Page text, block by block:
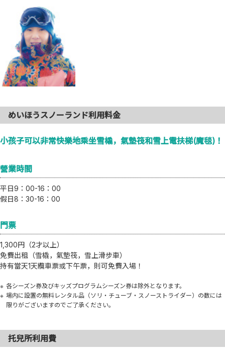
めいほうスノーランド利用料金
小孩子可以非常快樂地乘坐雪橇，氣墊筏和雪上電扶梯(魔毯)！
營業時間
平日9：00-16：00
假日8：30-16：00
門票
1,300円（2才以上）
免費出租（雪橇，氣墊筏，雪上滑步車）
持有當天1天纜車票或下午票，則可免費入場！
各シーズン券及びキッズプログラムシーズン券は除外となります。
場内に設置の無料レンタル品（ソリ・チューブ・スノーストライダー）の数には
限りがございますのでご了承ください。
托兒所利用費